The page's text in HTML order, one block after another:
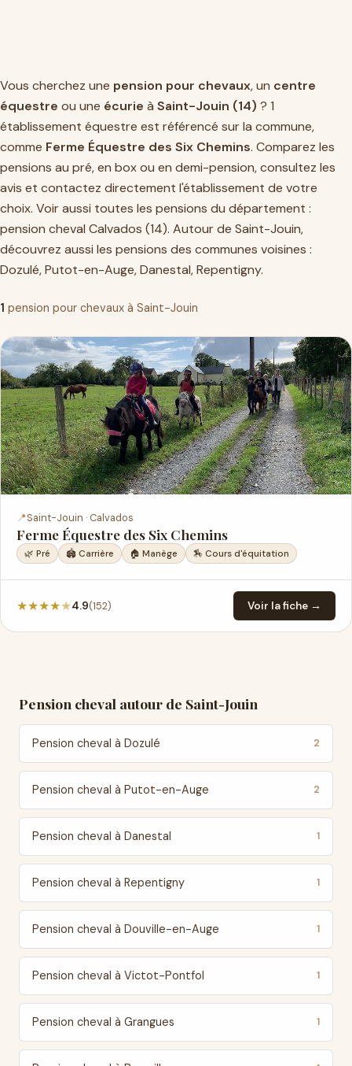
Vous cherchez une pension pour chevaux, un centre
équestre ou une écurie à Saint-Jouin (14) ? 1
établissement équestre est référencé sur la commune,
comme Ferme Équestre des Six Chemins. Comparez les
pensions au pré, en box ou en demi-pension, consultez les
avis et contactez directement l'établissement de votre
choix. Voir aussi toutes les pensions du département :
pension cheval Calvados (14). Autour de Saint-Jouin,
découvrez aussi les pensions des communes voisines :
Dozulé,Putot-en-Auge,Danestal,Repentigny.
1 pension pour chevaux à Saint-Jouin
📍Saint-Jouin · Calvados
Ferme Équestre des Six Chemins
🌿 Pré 🏟️ Carrière 🏠 Manège 🏇 Cours d'équitation
★★★★★4.9(152) Voir la fiche →
Pension cheval autour de Saint-Jouin
Pension cheval à Dozulé 2
Pension cheval à Putot-en-Auge 2
Pension cheval à Danestal 1
Pension cheval à Repentigny 1
Pension cheval à Douville-en-Auge 1
Pension cheval à Victot-Pontfol 1
Pension cheval à Grangues 1